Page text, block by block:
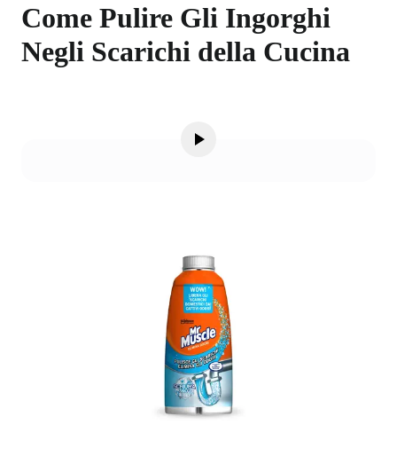
Come Pulire Gli Ingorghi
Negli Scarichi della Cucina